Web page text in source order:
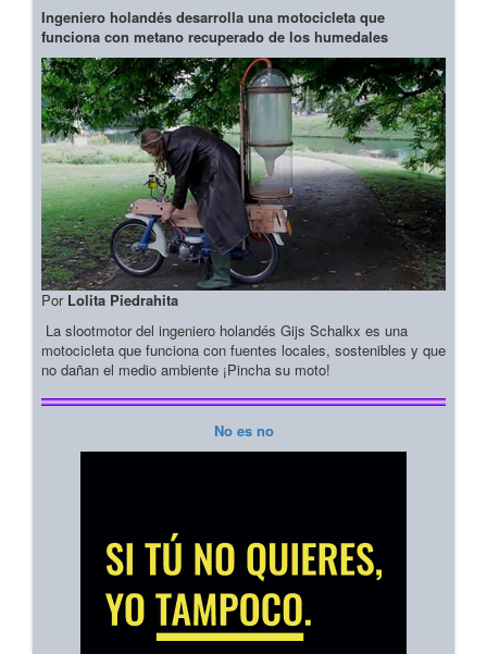
Ingeniero holandés desarrolla una motocicleta que
funciona con metano recuperado de los humedales
Por Lolita Piedrahita
La slootmotor del ingeniero holandés Gijs Schalkx es una
motocicleta que funciona con fuentes locales, sostenibles y que
no dañan el medio ambiente ¡Pincha su moto!
No es no